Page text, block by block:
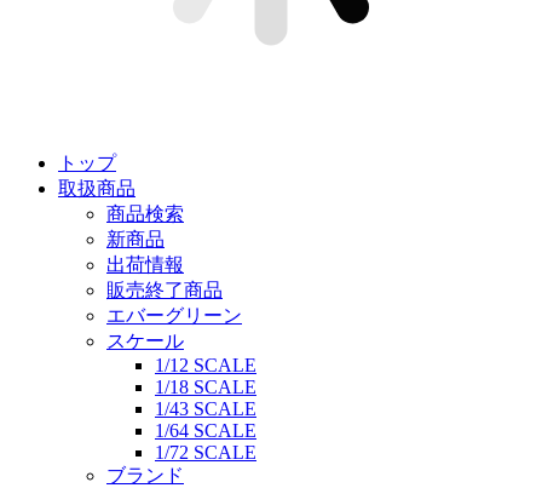
トップ
取扱商品
商品検索
新商品
出荷情報
販売終了商品
エバーグリーン
スケール
1/12 SCALE
1/18 SCALE
1/43 SCALE
1/64 SCALE
1/72 SCALE
ブランド